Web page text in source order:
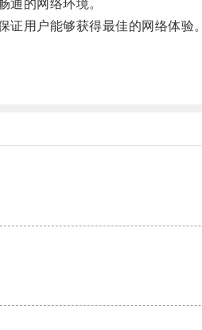
的网络环境。
用户能够获得最佳的网络体验。